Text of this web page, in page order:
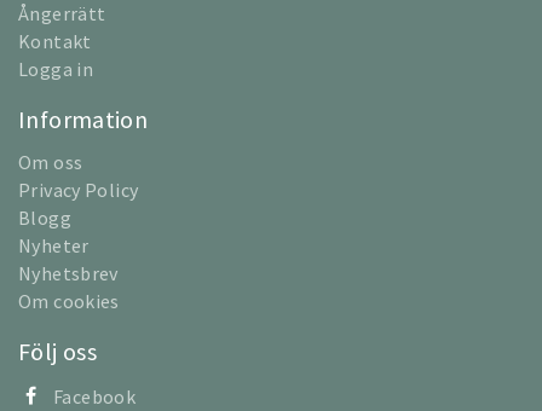
Ångerrätt
Kontakt
Logga in
Information
Om oss
Privacy Policy
Blogg
Nyheter
Nyhetsbrev
Om cookies
Följ oss
Facebook